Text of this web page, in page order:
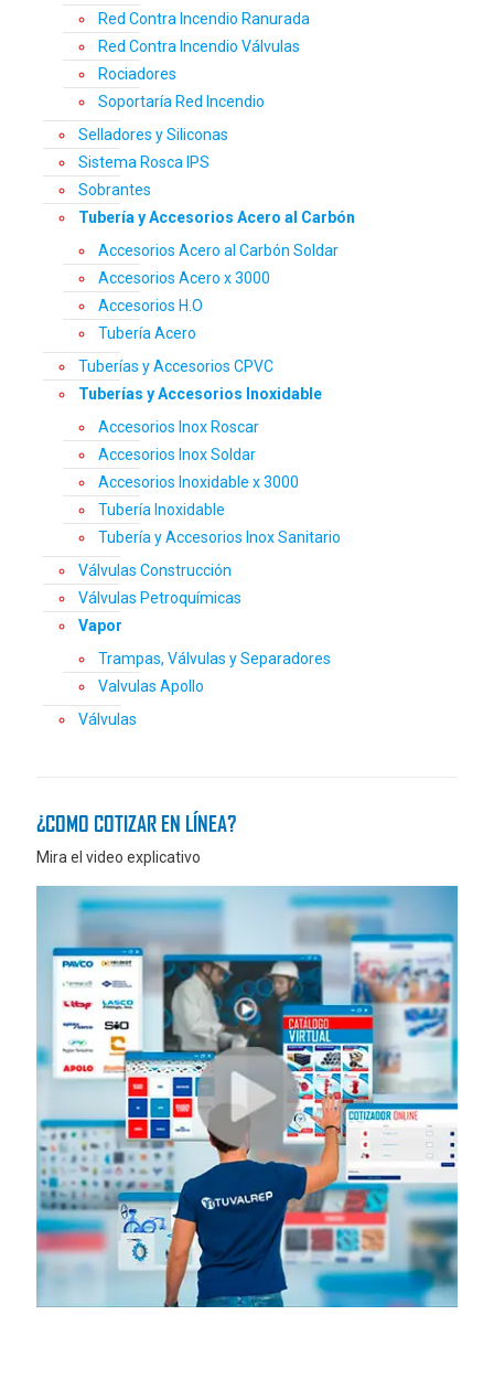
Red Contra Incendio Ranurada
Red Contra Incendio Válvulas
Rociadores
Soportaría Red Incendio
Selladores y Siliconas
Sistema Rosca IPS
Sobrantes
Tubería y Accesorios Acero al Carbón
Accesorios Acero al Carbón Soldar
Accesorios Acero x 3000
Accesorios H.O
Tubería Acero
Tuberías y Accesorios CPVC
Tuberías y Accesorios Inoxidable
Accesorios Inox Roscar
Accesorios Inox Soldar
Accesorios Inoxidable x 3000
Tubería Inoxidable
Tubería y Accesorios Inox Sanitario
Válvulas Construcción
Válvulas Petroquímicas
Vapor
Trampas, Válvulas y Separadores
Valvulas Apollo
Válvulas
¿COMO COTIZAR EN LÍNEA?
Mira el video explicativo